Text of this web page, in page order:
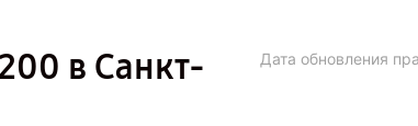
в Санкт-
Дата обновления